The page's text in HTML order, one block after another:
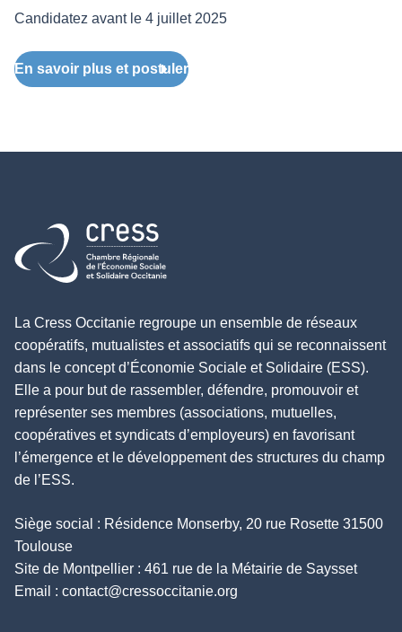
Candidatez avant le 4 juillet 2025
En savoir plus et postuler
Retour à l'accueil
La Cress Occitanie regroupe un ensemble de réseaux
coopératifs, mutualistes et associatifs qui se reconnaissent
dans le concept d’Économie Sociale et Solidaire (ESS).
Elle a pour but de rassembler, défendre, promouvoir et
représenter ses membres (associations, mutuelles,
coopératives et syndicats d’employeurs) en favorisant
l’émergence et le développement des structures du champ
de l’ESS.
Siège social : Résidence Monserby, 20 rue Rosette 31500
Toulouse
Site de Montpellier : 461 rue de la Métairie de Saysset
Email : contact@cressoccitanie.org